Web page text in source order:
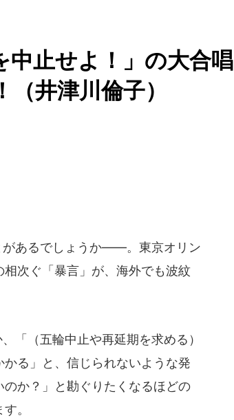
中止せよ！」の大合唱
井津川倫子）
があるでしょうか――。東京オリン
次ぐ「暴言」が、海外でも波紋
「（五輪中止や再延期を求める）
かる」と、信じられないような発
か？」と勘ぐりたくなるほどの
。